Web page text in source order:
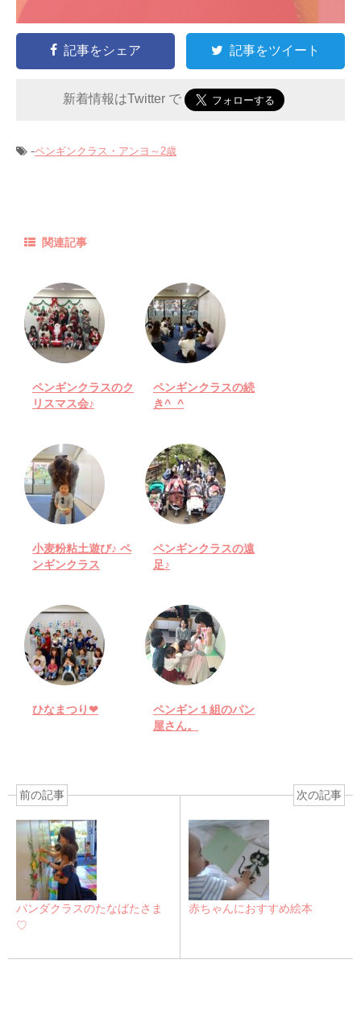
記事をシェア 記事をツイート
新着情報はTwitter で
-ペンギンクラス・アンヨ～2歳
関連記事
ペンギンクラスのク
リスマス会♪
ペンギンクラスの続
き^_^
小麦粉粘土遊び♪ ペ
ンギンクラス
ペンギンクラスの遠
足♪
ひなまつり❤︎
ペンギン１組のパン
屋さん。
前の記事
パンダクラスのたなばたさま
♡
次の記事
赤ちゃんにおすすめ絵本